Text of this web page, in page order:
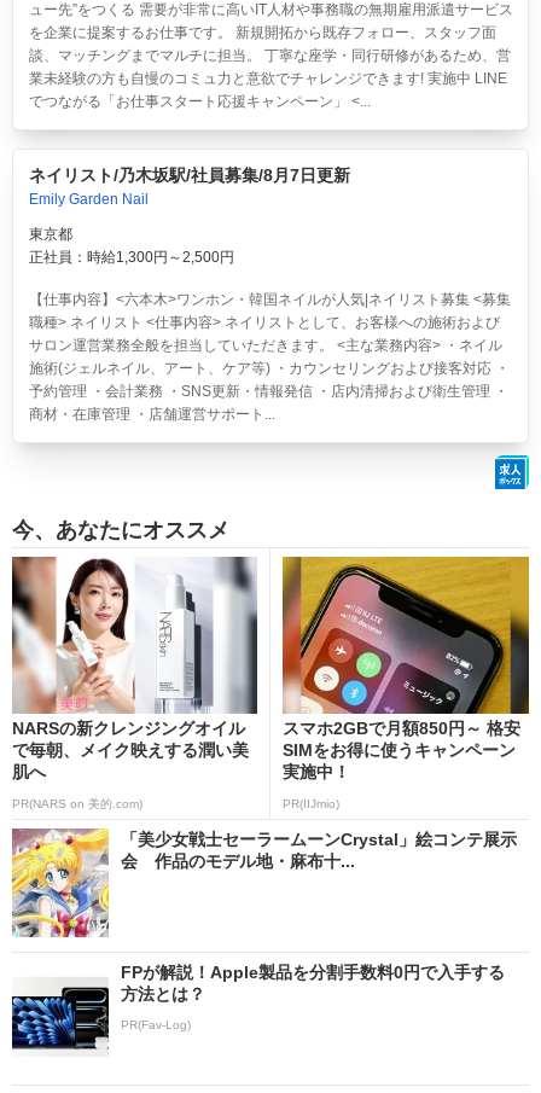
ュー先”をつくる 需要が非常に高いIT人材や事務職の無期雇用派遣サービス
を企業に提案するお仕事です。 新規開拓から既存フォロー、スタッフ面
談、マッチングまでマルチに担当。 丁寧な座学・同行研修があるため、営
業未経験の方も自慢のコミュ力と意欲でチャレンジできます! 実施中 LINE
でつながる「お仕事スタート応援キャンペーン」 <...
ネイリスト/乃木坂駅/社員募集/8月7日更新
Emily Garden Nail
東京都
正社員：時給1,300円～2,500円
【仕事内容】<六本木>ワンホン・韓国ネイルが人気|ネイリスト募集 <募集
職種> ネイリスト <仕事内容> ネイリストとして、お客様への施術および
サロン運営業務全般を担当していただきます。 <主な業務内容> ・ネイル
施術(ジェルネイル、アート、ケア等) ・カウンセリングおよび接客対応 ・
予約管理 ・会計業務 ・SNS更新・情報発信 ・店内清掃および衛生管理 ・
商材・在庫管理 ・店舗運営サポート...
今、あなたにオススメ
NARSの新クレンジングオイル
で毎朝、メイク映えする潤い美
肌へ
PR(NARS on 美的.com)
スマホ2GBで月額850円～ 格安
SIMをお得に使うキャンペーン
実施中！
PR(IIJmio)
「美少女戦士セーラームーンCrystal」絵コンテ展示
会 作品のモデル地・麻布十...
FPが解説！Apple製品を分割手数料0円で入手する
方法とは？
PR(Fav-Log)